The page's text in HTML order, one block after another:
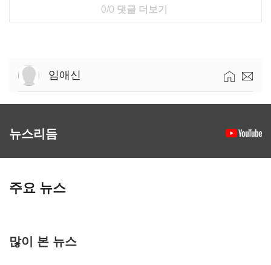
0/0 댓글 더보기
임애신
뉴스리듬
주요 뉴스
많이 본 뉴스